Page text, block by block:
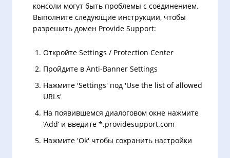
консоли могут быть проблемы с соединением.
Выполните следующие инструкции, чтобы
разрешить домен Provide Support:
Откройте Settings / Protection Center
Пройдите в Anti-Banner Settings
Нажмите 'Settings' под 'Use the list of allowed
URLs'
На появившемся диалоговом окне нажмите
‘Add’ и введите *.providesupport.com
Нажмите 'Ok' чтобы сохранить настройки